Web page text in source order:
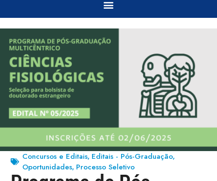
Concursos e Editais, Editais - Pós-Graduação,
Oportunidades, Processo Seletivo